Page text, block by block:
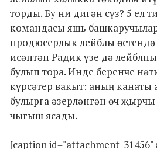
торды. Бу ни дигән сүз? 5 ел
командасы яшь
продюсерлык лейблы
исәптән Радик үзе дә
булып тора. Инде беренче
күрсәтер вакыт: аның
булырга әзерләнгән өч
чыгыш ясады.
[caption